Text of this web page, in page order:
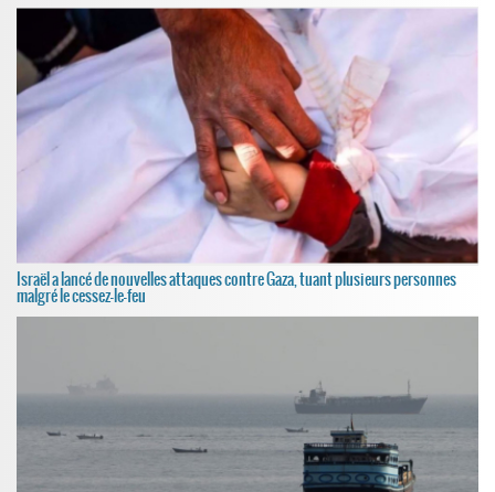
Israël a lancé de nouvelles attaques contre Gaza, tuant plusieurs personnes
malgré le cessez-le-feu